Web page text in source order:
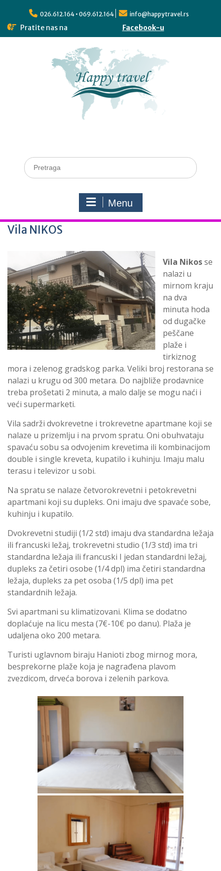
026.612.164 • 069.612.164 info@happytravel.rs
Pratite nas na Facebook-u
Menu
Vila NIKOS
Vila Nikosse
nalazi u
mirnom kraju
na dva
minuta hoda
od dugačke
peščane
plaže i
tirkiznog
mora i zelenog gradskog parka. Veliki broj restorana se
nalazi u krugu od 300 metara. Do najbliže prodavnice
treba prošetati 2 minuta, a malo dalje se mogu naći i
veći supermarketi.
Vila sadrži dvokrevetne i trokrevetne apartmane koji se
nalaze u prizemlju i na prvom spratu. Oni obuhvataju
spavaću sobu sa odvojenim krevetima ili kombinacijom
double i single kreveta, kupatilo i kuhinju. Imaju malu
terasu i televizor u sobi.
Na spratu se nalaze četvorokrevetni i petokrevetni
apartmani koji su dupleks. Oni imaju dve spavaće sobe,
kuhinju i kupatilo.
Dvokrevetni studiji (1/2 std) imaju dva standardna ležaja
ili francuski ležaj, trokrevetni studio (1/3 std) ima tri
standardna ležaja ili francuski I jedan standardni ležaj,
dupleks za četiri osobe (1/4 dpl) ima četiri standardna
ležaja, dupleks za pet osoba (1/5 dpl) ima pet
standardnih ležaja.
Svi apartmani su klimatizovani. Klima se dodatno
doplaćuje na licu mesta (7€-10€ po danu). Plaža je
udaljena oko 200 metara.
Turisti uglavnom biraju Hanioti zbog mirnog mora,
besprekorne plaže koja je nagrađena plavom
zvezdicom, drveća borova i zelenih parkova.